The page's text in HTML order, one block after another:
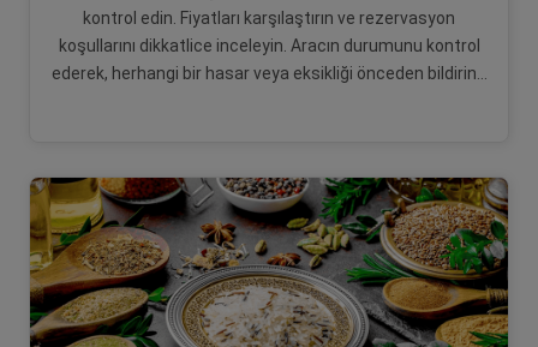
kontrol edin. Fiyatları karşılaştırın ve rezervasyon
koşullarını dikkatlice inceleyin. Aracın durumunu kontrol
ederek, herhangi bir hasar veya eksikliği önceden bildirin...